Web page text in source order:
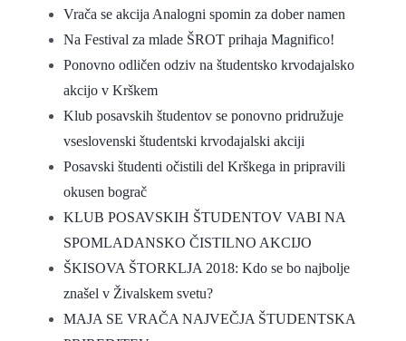
Vrača se akcija Analogni spomin za dober namen
Na Festival za mlade ŠROT prihaja Magnifico!
Ponovno odličen odziv na študentsko krvodajalsko
akcijo v Krškem
Klub posavskih študentov se ponovno pridružuje
vseslovenski študentski krvodajalski akciji
Posavski študenti očistili del Krškega in pripravili
okusen bograč
KLUB POSAVSKIH ŠTUDENTOV VABI NA
SPOMLADANSKO ČISTILNO AKCIJO
ŠKISOVA ŠTORKLJA 2018: Kdo se bo najbolje
znašel v Živalskem svetu?
MAJA SE VRAČA NAJVEČJA ŠTUDENTSKA